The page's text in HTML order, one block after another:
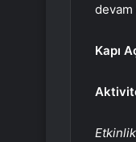
devam
Kapı